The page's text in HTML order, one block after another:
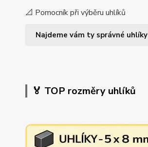
📐 Pomocník při výběru uhlíků
Najdeme vám ty správné uhlíky
🏅 TOP rozměry uhlíků